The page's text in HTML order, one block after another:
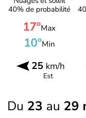
40% de probabilité
17°Max
10°Min
25km/h
Est
Du 23 au 29